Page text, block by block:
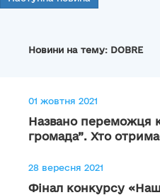
Новини на тему: DOBRE
01 жовтня 2021
Названо переможця
громада”. Хто
28 вересня 2021
Фінал конкурсу